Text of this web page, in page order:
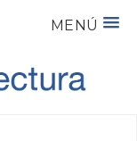
MENÚ